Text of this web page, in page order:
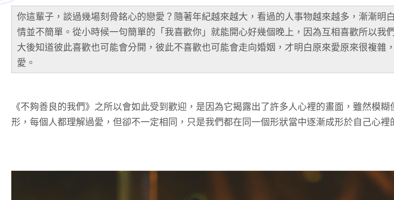
你這輩子，談過幾場刻骨銘心的戀愛？隨著年紀越來越大，看過的人事物越來越多，漸漸明
情並不簡單。從小時候一句簡單的「我喜歡你」就能開心好幾個晚上，因為互相喜歡所以我
大後知道彼此喜歡也可能會分開，彼此不喜歡也可能會走向婚姻，才明白原來愛原來很複雜
愛。
《不夠善良的我們》之所以會如此受到歡迎，是因為它揭露出了許多人心裡的畫面，雖然模
形，每個人都理解過愛，但卻不一定相同，只是我們都在同一個形狀當中逐漸成形於自己心裡